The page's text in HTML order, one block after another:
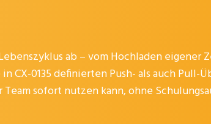
ab – vom Hochladen
CX-0135 definierten Push- als auch
sofort nutzen kann, ohne